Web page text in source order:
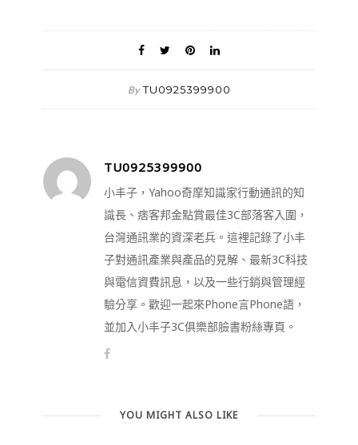
By TU0925399900
TU0925399900
小丰子，Yahoo奇摩知識家行動通訊的知
識長、痞客邦金點賞最佳3C部落客入圍，
台灣通訊業的資深老兵。這裡記錄了小丰
子對通訊產業與產品的見解、最新3C科技
與電信資費訊息，以及一些行銷與管理經
驗分享。歡迎一起來Phone言Phone語，
並加入小丰子3C俱樂部臉書粉絲專頁。
YOU MIGHT ALSO LIKE